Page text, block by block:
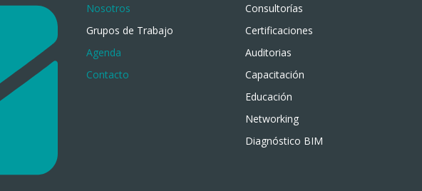
Nosotros
Grupos de Trabajo
Agenda
Contacto
Consultorías
Certificaciones
Auditorias
Capacitación
Educación
Networking
Diagnóstico BIM